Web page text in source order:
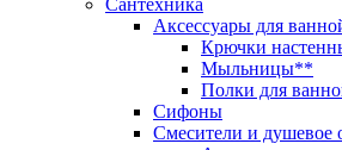
Сантехника
Аксессуары для
Крючки
Мыльницы**
Полки для
Сифоны
Смесители и душевое